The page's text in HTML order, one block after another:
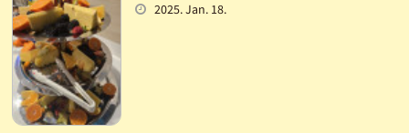
2025. Jan. 18.